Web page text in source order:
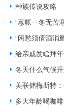
种族传说攻略
“蕙帐一冬无苦
“闲愁须倩酒消
给亲戚发啥拜
冬天什么气候
美联储梅斯特
多大年龄喝咖